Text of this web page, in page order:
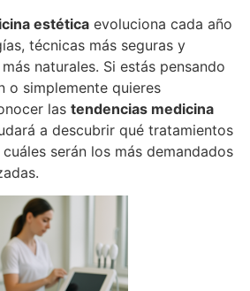
estética evoluciona cada año
técnicas más seguras y
naturales. Si estás pensando
o simplemente quieres
las tendencias medicina
a descubrir qué tratamientos
serán los más demandados